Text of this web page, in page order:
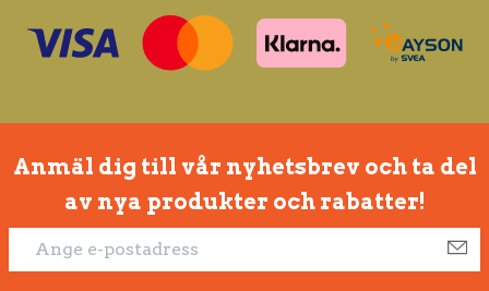
Anmäl dig till vår nyhetsbrev och ta del
av nya produkter och rabatter!